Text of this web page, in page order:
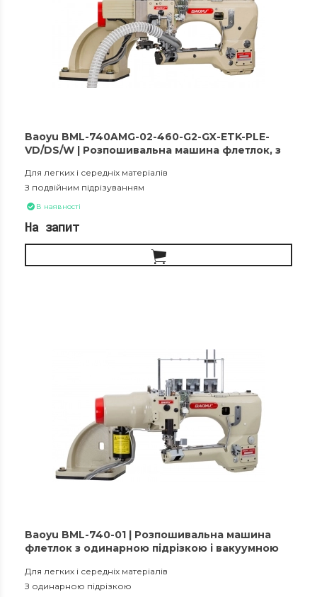
Baoyu BML-740AMG-02-460-G2-GX-ETK-PLE-
VD/DS/W | Розпошивальна машина флетлок, з
збірником обрізків матеріалу
Для легких і середніх матеріалів
З подвійним підрізуванням
В наявності
На запит
Baoyu BML-740-01 | Розпошивальна машина
флетлок з одинарною підрізкою і вакуумною
Для легких і середніх матеріалів
З одинарною підрізкою